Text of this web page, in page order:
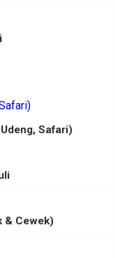
Safari)
& Cewek)